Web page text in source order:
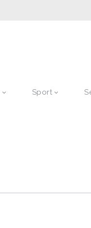
Sport